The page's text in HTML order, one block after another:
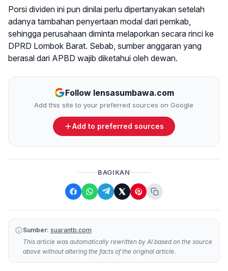
Porsi dividen ini pun dinilai perlu dipertanyakan setelah
adanya tambahan penyertaan modal dari pemkab,
sehingga perusahaan diminta melaporkan secara rinci ke
DPRD Lombok Barat. Sebab, sumber anggaran yang
berasal dari APBD wajib diketahui oleh dewan.
Follow lensasumbawa.com
Add this site to your preferred sources on Google
Add to preferred sources
BAGIKAN
Sumber: suarantb.com
This article was automatically rewritten by AI based on the source
above without altering the facts of the original article.